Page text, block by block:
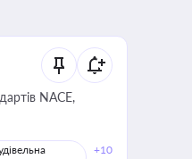
NACE,
+10